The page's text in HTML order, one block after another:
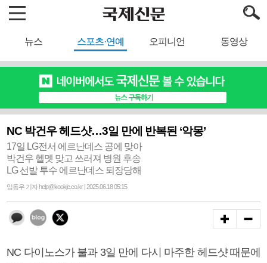
뉴스 스포츠·연예 오피니언 동영상
NC 박건우 헤드샷…3일 만에 반복된 ‘악몽’
17일 LG전서 에르난데스 공에 맞아
박건우 헬멧 맞고 쓰러져 병원 후송
LG 선발 투수 에르난데스 퇴장당해
임동우 기자 help@kookje.co.kr | 2025.06.18 05:15
NC 다이노스가 불과 3일 만에 다시 마주한 헤드샷 때문에